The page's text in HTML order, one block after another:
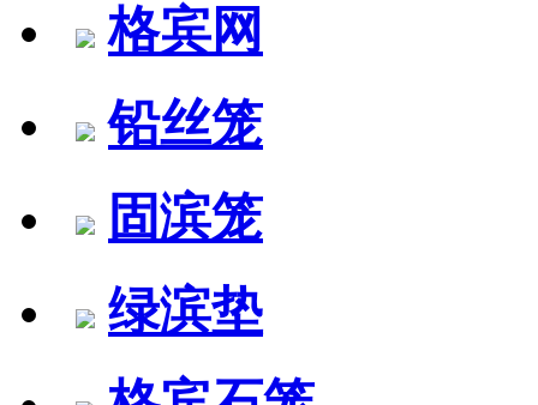
格宾网
铅丝笼
固滨笼
绿滨垫